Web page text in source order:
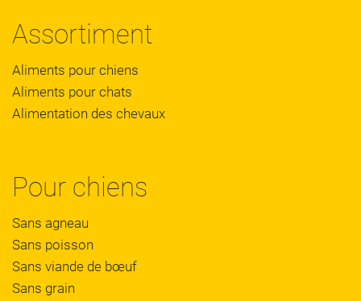
Assortiment
Aliments pour chiens
Aliments pour chats
Alimentation des chevaux
Pour chiens
Sans agneau
Sans poisson
Sans viande de bœuf
Sans grain